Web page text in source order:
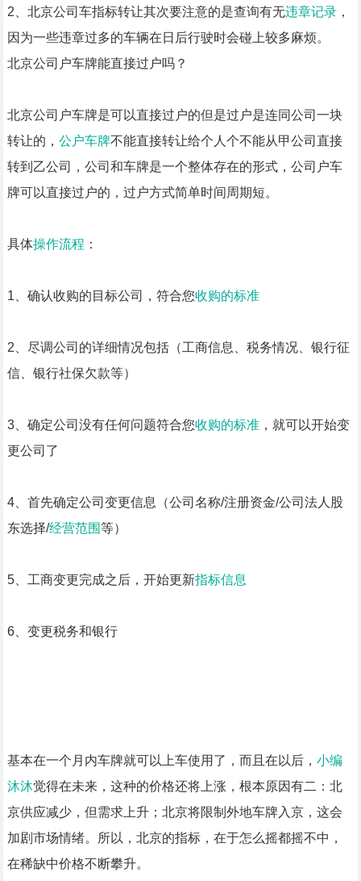
2、北京公司车指标转让其次要注意的是查询有无违章记录，
因为一些违章过多的车辆在日后行驶时会碰上较多麻烦。
北京公司户车牌能直接过户吗？
北京公司户车牌是可以直接过户的但是过户是连同公司一块
转让的， 公户车牌不能直接转让给个人个不能从甲公司直接
转到乙公司，公司和车牌是一个整体存在的形式，公司户车
牌可以直接过户的，过户方式简单时间周期短。
具体操作流程 ：
1、确认收购的目标公司，符合您收购的标准
2、尽调公司的详细情况包括（工商信息、税务情况、银行征
信、银行社保欠款等）
3、确定公司没有任何问题符合您收购的标准，就可以开始变
更公司了
4、首先确定公司变更信息（公司名称/注册资金/公司法人股
东选择/经营范围等）
5、工商变更完成之后，开始更新指标信息
6、变更税务和银行
基本在一个月内车牌就可以上车使用了，而且在以后， 小编
沐沐觉得在未来，这种的价格还将上涨，根本原因有二：北
京供应减少，但需求上升；北京将限制外地车牌入京，这会
加剧市场情绪。所以，北京的指标，在于怎么摇都摇不中，
在稀缺中价格不断攀升。